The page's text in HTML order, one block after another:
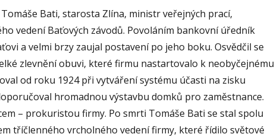
Bati, starosta Zlína, ministr veřejných prací,
vedení Baťových závodů. Povoláním bankovní úředník
a velmi brzy zaujal postavení po jeho boku. Osvědčil se
zlevnění obuvi, které firmu nastartovalo k neobyčejnému
od roku 1924 při vytváření systému účasti na zisku
hromadnou výstavbu domků pro zaměstnance.
– prokuristou firmy. Po smrti Tomáše Bati se stal spolu
tříčlenného vrcholného vedení firmy, které řídilo světové